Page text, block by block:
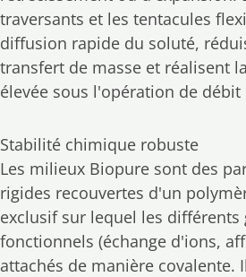
traversants et les tentacules
diffusion rapide du soluté,
transfert de masse et réalisent
élevée sous l'opération de débit
Stabilité chimique robuste
Les milieux Biopure sont des
rigides recouvertes d'un
exclusif sur lequel les différents
fonctionnels (échange d'ions,
attachés de manière covalente.